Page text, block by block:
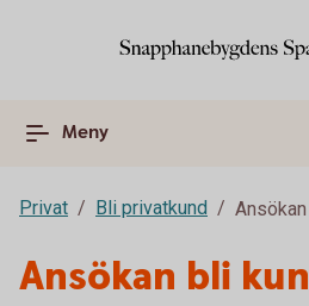
Meny
Privat Bli privatkund
Ansökan bli